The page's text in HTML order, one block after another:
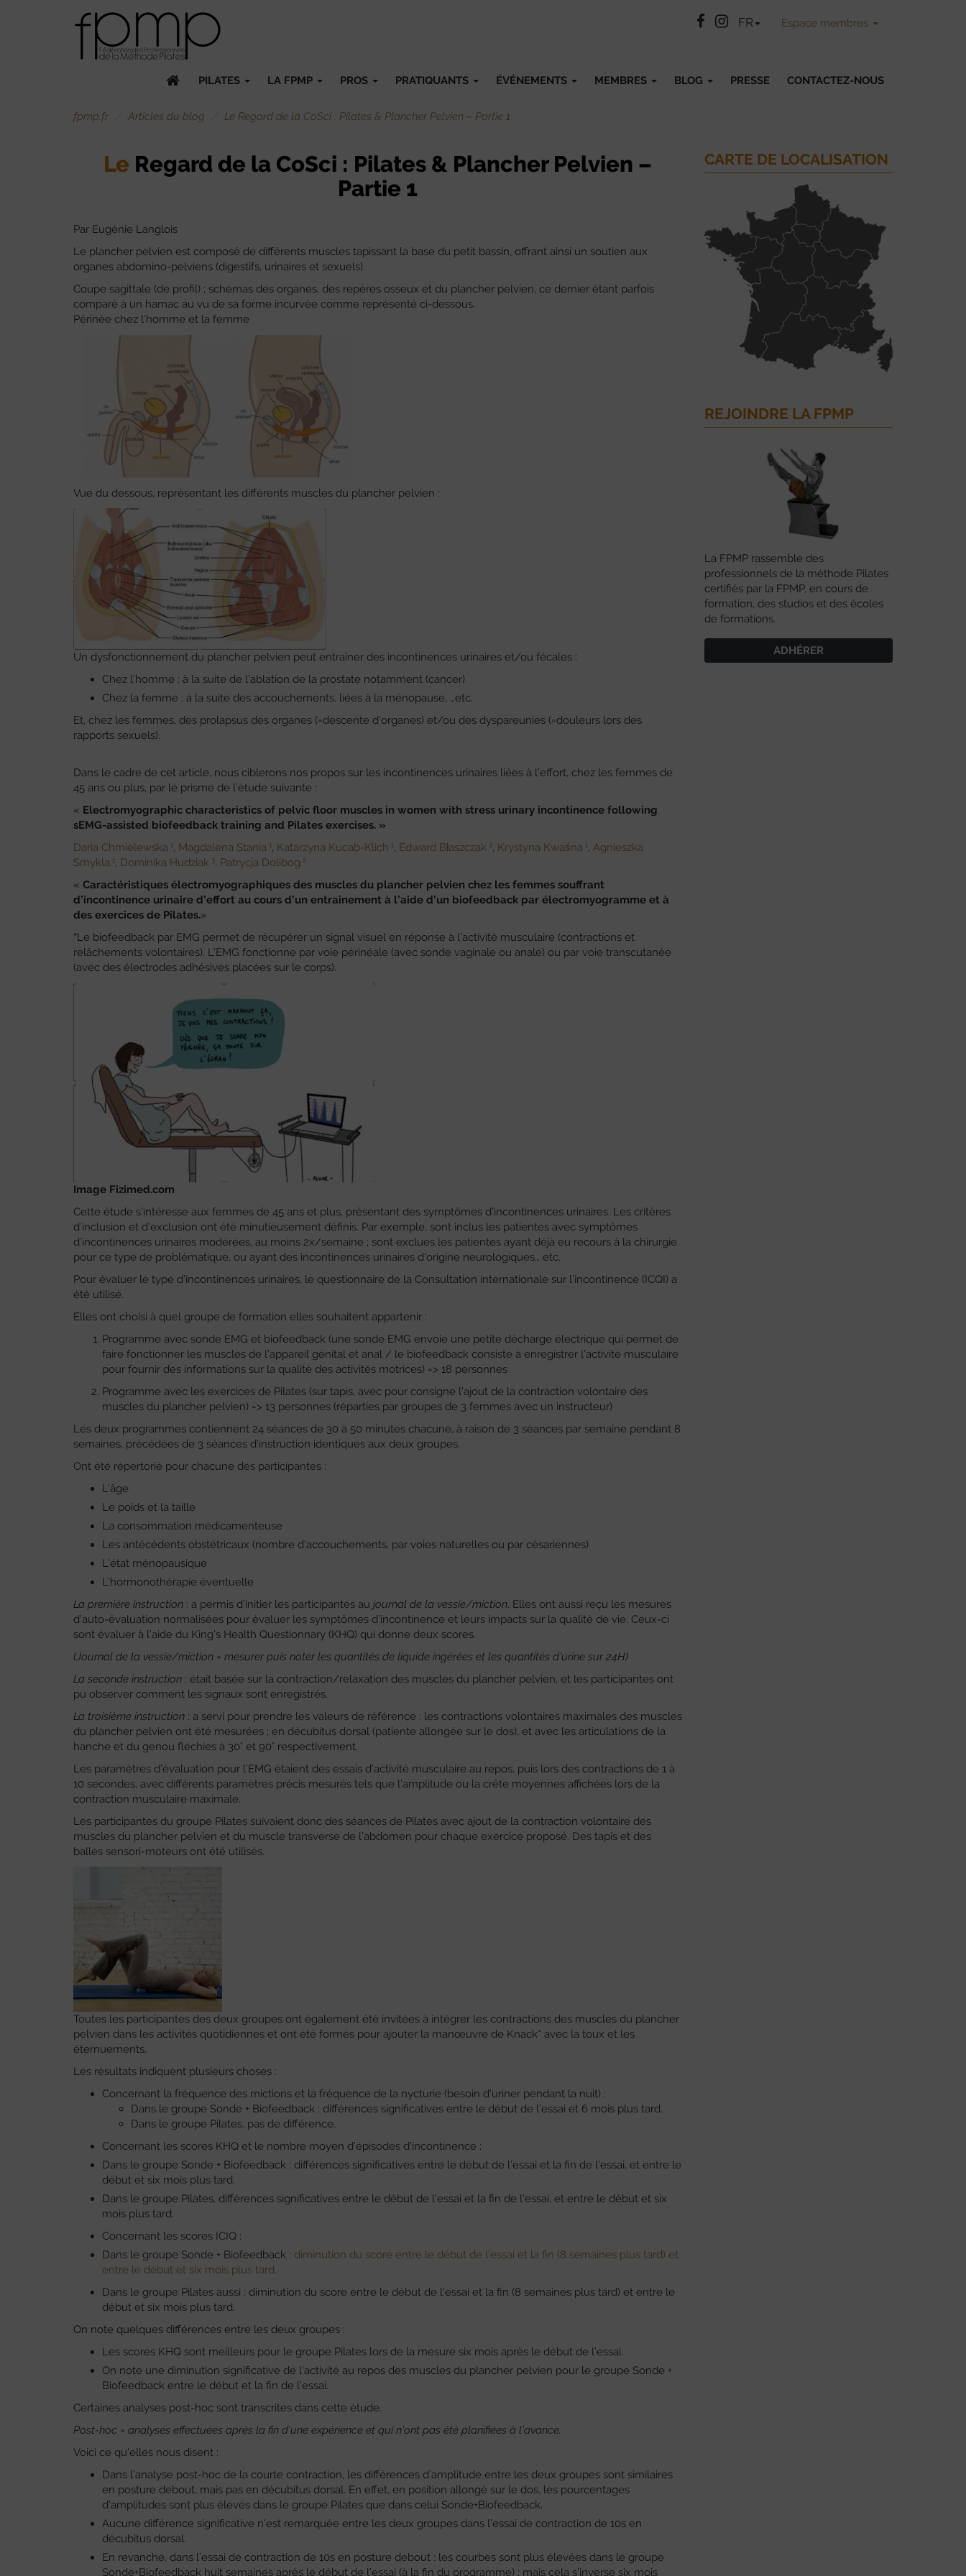
Facebook
Instatgram
FR Espace membres
PILATES LA FPMP PROS PRATIQUANTS ÉVÉNEMENTS MEMBRES BLOG PRESSE CONTACTEZ-NOUS
fpmp.fr Articles du blog Le Regard de la CoSci : Pilates & Plancher Pelvien – Partie 1
Le Regard de la CoSci : Pilates & Plancher Pelvien –
Partie 1
Par Eugénie Langlois
Le plancher pelvien est composé de différents muscles tapissant la base du petit bassin, offrant ainsi un soutien aux
organes abdomino-pelviens (digestifs, urinaires et sexuels).
Coupe sagittale (de profil) ; schémas des organes, des repères osseux et du plancher pelvien, ce dernier étant parfois
comparé à un hamac au vu de sa forme incurvée comme représenté ci-dessous.
Périnée chez l’homme et la femme
Vue du dessous, représentant les différents muscles du plancher pelvien :
Un dysfonctionnement du plancher pelvien peut entraîner des incontinences urinaires et/ou fécales :
Chez l’homme : à la suite de l’ablation de la prostate notamment (cancer)
Chez la femme : à la suite des accouchements, liées à la ménopause, …etc.
Et, chez les femmes, des prolapsus des organes (=descente d’organes) et/ou des dyspareunies (=douleurs lors des
rapports sexuels).
Dans le cadre de cet article, nous ciblerons nos propos sur les incontinences urinaires liées à l’effort, chez les femmes de
45 ans ou plus, par le prisme de l’étude suivante :
« Electromyographic characteristics of pelvic floor muscles in women with stress urinary incontinence following
sEMG-assisted biofeedback training and Pilates exercises. »
Daria Chmielewska 1, Magdalena Stania 1, Katarzyna Kucab-Klich 1, Edward Błaszczak 2, Krystyna Kwaśna 1, Agnieszka
Smykla 1, Dominika Hudziak 3, Patrycja Dolibog 2
« Caractéristiques électromyographiques des muscles du plancher pelvien chez les femmes souffrant
d’incontinence urinaire d’effort au cours d’un entraînement à l’aide d’un biofeedback par électromyogramme et à
des exercices de Pilates.»
*Le biofeedback par EMG permet de récupérer un signal visuel en réponse à l’activité musculaire (contractions et
relâchements volontaires). L’EMG fonctionne par voie périnéale (avec sonde vaginale ou anale) ou par voie transcutanée
(avec des électrodes adhésives placées sur le corps).
Image Fizimed.com
Cette étude s’intéresse aux femmes de 45 ans et plus, présentant des symptômes d’incontinences urinaires. Les critères
d’inclusion et d’exclusion ont été minutieusement définis. Par exemple, sont inclus les patientes avec symptômes
d’incontinences urinaires modérées, au moins 2x/semaine ; sont exclues les patientes ayant déjà eu recours à la chirurgie
pour ce type de problématique, ou ayant des incontinences urinaires d’origine neurologiques… etc.
Pour évaluer le type d’incontinences urinaires, le questionnaire de la Consultation internationale sur l’incontinence (ICQI) a
été utilisé.
Elles ont choisi à quel groupe de formation elles souhaitent appartenir :
Programme avec sonde EMG et biofeedback (une sonde EMG envoie une petite décharge électrique qui permet de
faire fonctionner les muscles de l’appareil génital et anal / le biofeedback consiste à enregistrer l’activité musculaire
pour fournir des informations sur la qualité des activités motrices) => 18 personnes
Programme avec les exercices de Pilates (sur tapis, avec pour consigne l’ajout de la contraction volontaire des
muscles du plancher pelvien) => 13 personnes (réparties par groupes de 3 femmes avec un instructeur)
Les deux programmes contiennent 24 séances de 30 à 50 minutes chacune, à raison de 3 séances par semaine pendant 8
semaines, précédées de 3 séances d’instruction identiques aux deux groupes.
Ont été répertorié pour chacune des participantes :
L’âge
Le poids et la taille
La consommation médicamenteuse
Les antécédents obstétricaux (nombre d’accouchements, par voies naturelles ou par césariennes)
L’état ménopausique
L’hormonothérapie éventuelle
La première instruction : a permis d’initier les participantes au journal de la vessie/miction. Elles ont aussi reçu les mesures
d’auto-évaluation normalisées pour évaluer les symptômes d’incontinence et leurs impacts sur la qualité de vie. Ceux-ci
sont évaluer à l’aide du King’s Health Questionnary (KHQ) qui donne deux scores.
(Journal de la vessie/miction = mesurer puis noter les quantités de liquide ingérées et les quantités d’urine sur 24H)
La seconde instruction : était basée sur la contraction/relaxation des muscles du plancher pelvien, et les participantes ont
pu observer comment les signaux sont enregistrés.
La troisième instruction : a servi pour prendre les valeurs de référence : les contractions volontaires maximales des muscles
du plancher pelvien ont été mesurées ; en décubitus dorsal (patiente allongée sur le dos), et avec les articulations de la
hanche et du genou fléchies à 30° et 90° respectivement.
Les paramètres d’évaluation pour l’EMG étaient des essais d’activité musculaire au repos, puis lors des contractions de 1 à
10 secondes, avec différents paramètres précis mesurés tels que l’amplitude ou la crête moyennes affichées lors de la
contraction musculaire maximale.
Les participantes du groupe Pilates suivaient donc des séances de Pilates avec ajout de la contraction volontaire des
muscles du plancher pelvien et du muscle transverse de l’abdomen pour chaque exercice proposé. Des tapis et des
balles sensori-moteurs ont été utilisés.
Toutes les participantes des deux groupes ont également été invitées à intégrer les contractions des muscles du plancher
pelvien dans les activités quotidiennes et ont été formés pour ajouter la manœuvre de Knack* avec la toux et les
éternuements.
Les résultats indiquent plusieurs choses :
Concernant la fréquence des mictions et la fréquence de la nycturie (besoin d’uriner pendant la nuit) :
Dans le groupe Sonde + Biofeedback : différences significatives entre le début de l’essai et 6 mois plus tard.
Dans le groupe Pilates, pas de différence.
Concernant les scores KHQ et le nombre moyen d’épisodes d’incontinence :
Dans le groupe Sonde + Biofeedback : différences significatives entre le début de l’essai et la fin de l’essai, et entre le
début et six mois plus tard.
Dans le groupe Pilates, différences significatives entre le début de l’essai et la fin de l’essai, et entre le début et six
mois plus tard.
Concernant les scores ICIQ :
Dans le groupe Sonde + Biofeedback : diminution du score entre le début de l’essai et la fin (8 semaines plus tard) et
entre le début et six mois plus tard.
Dans le groupe Pilates aussi : diminution du score entre le début de l’essai et la fin (8 semaines plus tard) et entre le
début et six mois plus tard.
On note quelques différences entre les deux groupes :
Les scores KHQ sont meilleurs pour le groupe Pilates lors de la mesure six mois après le début de l’essai.
On note une diminution significative de l’activité au repos des muscles du plancher pelvien pour le groupe Sonde +
Biofeedback entre le début et la fin de l’essai.
Certaines analyses post-hoc sont transcrites dans cette étude.
Post-hoc = analyses effectuées après la fin d’une expérience et qui n’ont pas été planifiées à l’avance.
Voici ce qu’elles nous disent :
Dans l’analyse post-hoc de la courte contraction, les différences d’amplitude entre les deux groupes sont similaires
en posture debout, mais pas en décubitus dorsal. En effet, en position allongé sur le dos, les pourcentages
d’amplitudes sont plus élevés dans le groupe Pilates que dans celui Sonde+Biofeedback.
Aucune différence significative n’est remarquée entre les deux groupes dans l’essai de contraction de 10s en
décubitus dorsal.
En revanche, dans l’essai de contraction de 10s en posture debout : les courbes sont plus élevées dans le groupe
Sonde+Biofeedback huit semaines après le début de l’essai (à la fin du programme) ; mais cela s’inverse six mois
CARTE DE LOCALISATION
REJOINDRE LA FPMP
La FPMP rassemble des
professionnels de la méthode Pilates
certifiés par la FPMP, en cours de
formation, des studios et des écoles
de formations.
ADHÉRER